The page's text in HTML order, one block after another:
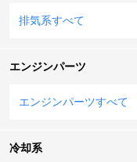
排気系すべて
エンジンパーツ
エンジンパーツすべて
冷却系